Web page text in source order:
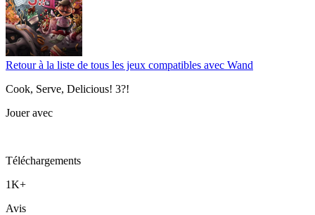
Retour à la liste de tous les jeux compatibles avec Wand
Cook, Serve, Delicious! 3?!
Jouer avec
Téléchargements
1K+
Avis